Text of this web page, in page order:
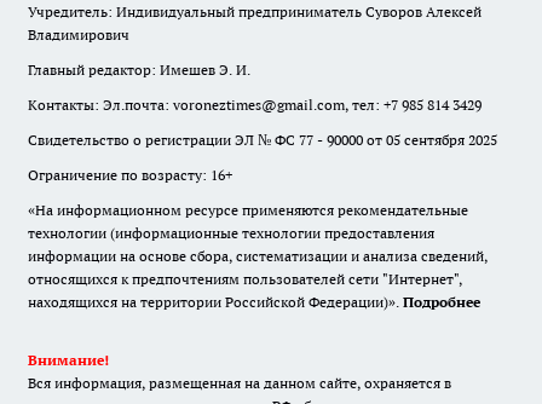
Учредитель: Индивидуальный предприниматель Суворов Алексей
Владимирович
Главный редактор: Имешев Э. И.
Контакты: Эл.почта: voroneztimes@gmail.com, тел: +7 985 814 3429
Свидетельство о регистрации ЭЛ № ФС 77 - 90000 от 05 сентября 2025
Ограничение по возрасту: 16+
«На информационном ресурсе применяются рекомендательные
технологии (информационные технологии предоставления
информации на основе сбора, систематизации и анализа сведений,
относящихся к предпочтениям пользователей сети "Интернет",
находящихся на территории Российской Федерации)». Подробнее
Внимание!
Вся информация, размещенная на данном сайте, охраняется в